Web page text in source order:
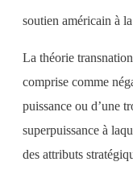
soutien américain à
La théorie
comprise comme
puissance ou d’une
superpuissance à
des attributs